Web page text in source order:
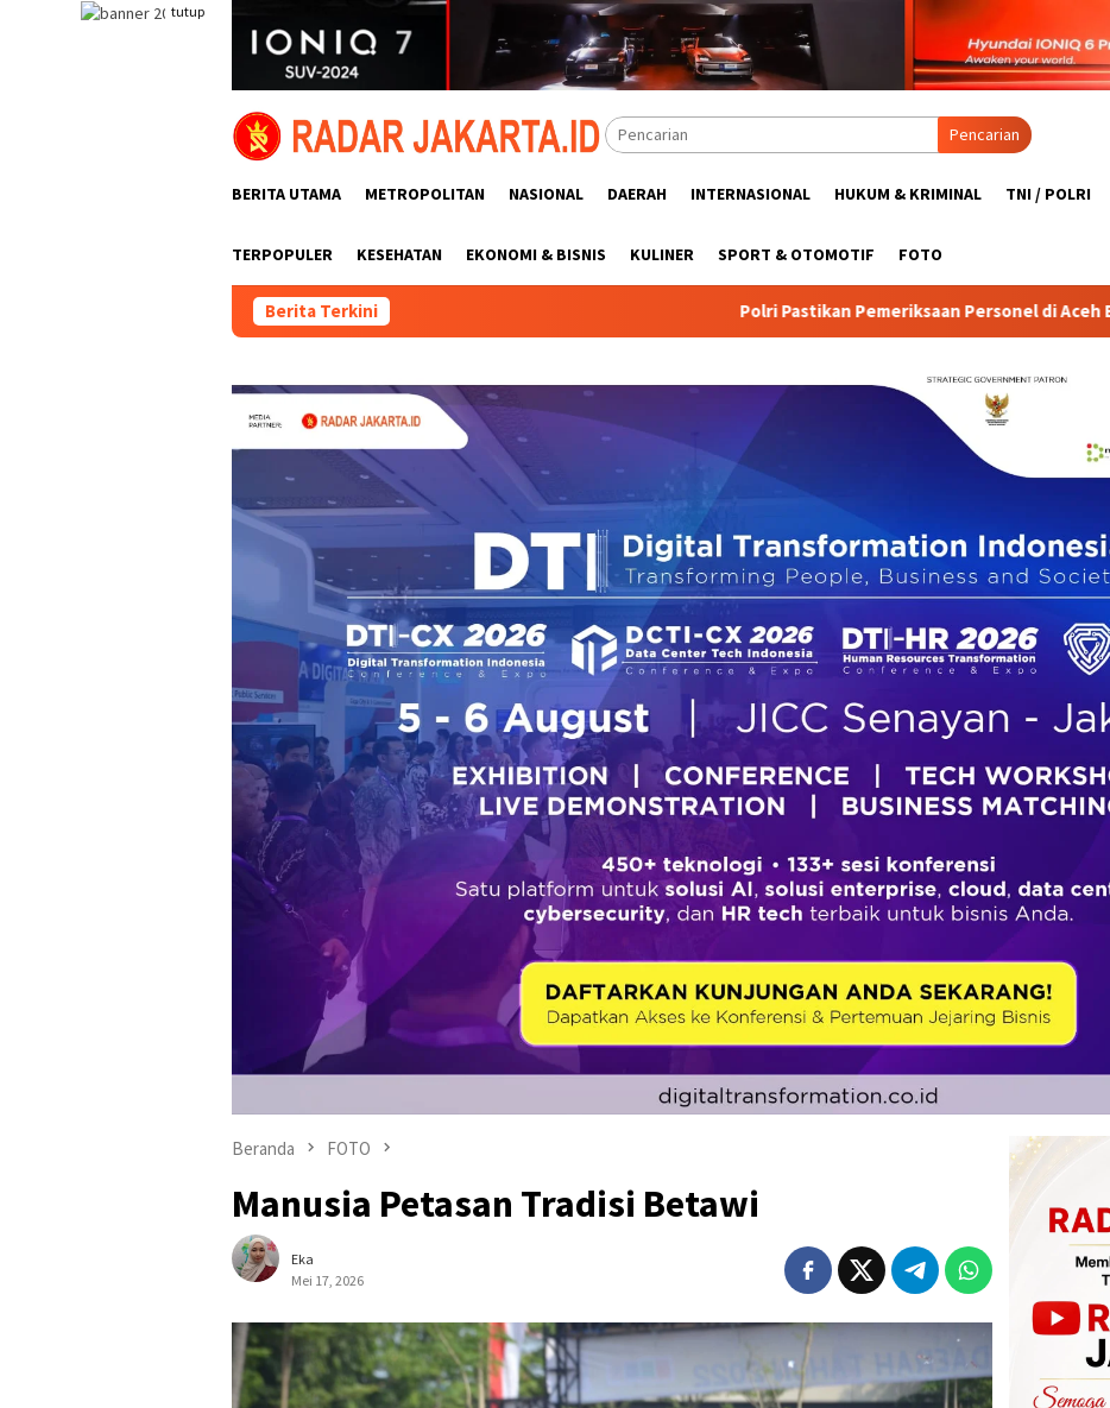
tutup
Pencarian
BERITA UTAMA METROPOLITAN NASIONAL DAERAH INTERNASIONAL HUKUM & KRIMINAL TNI / POLRI
TERPOPULER KESEHATAN EKONOMI & BISNIS KULINER SPORT & OTOMOTIF FOTO
Berita Terkini Polri Pastikan Pemeriksaan Personel di Aceh Berjalan Profesional dan Transparan
Beranda FOTO
Manusia Petasan Tradisi Betawi
Eka
Mei 17, 2026